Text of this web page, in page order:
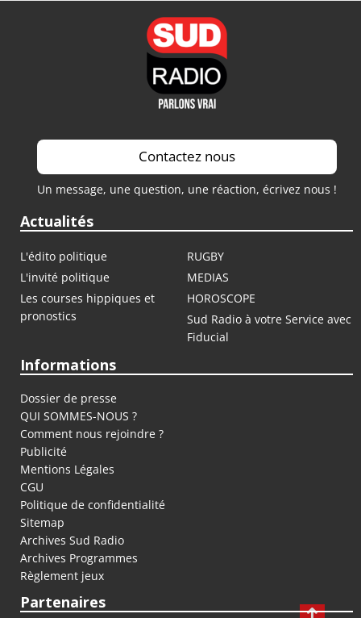
Contactez nous
Un message, une question, une réaction, écrivez nous !
Actualités
L'édito politique
RUGBY
L'invité politique
MEDIAS
Les courses hippiques et
pronostics
HOROSCOPE
Sud Radio à votre Service avec
Fiducial
Informations
Dossier de presse
QUI SOMMES-NOUS ?
Comment nous rejoindre ?
Publicité
Mentions Légales
CGU
Politique de confidentialité
Sitemap
Archives Sud Radio
Archives Programmes
Règlement jeux
Partenaires